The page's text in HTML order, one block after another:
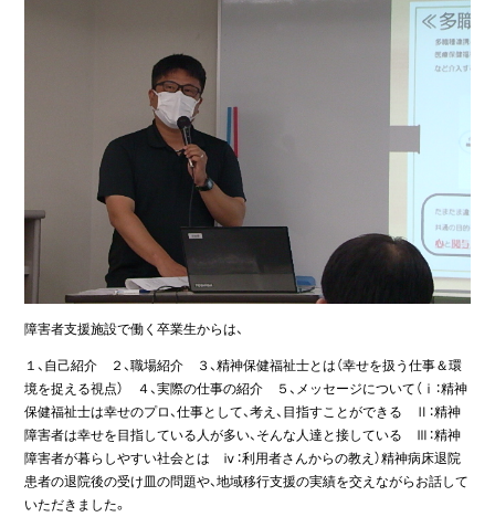
障害者支援施設で働く卒業生からは、
１、自己紹介 ２、職場紹介 ３、精神保健福祉士とは（幸せを扱う仕事＆環
境を捉える視点） ４、実際の仕事の紹介 ５、メッセージについて（ⅰ：精神
保健福祉士は幸せのプロ、仕事として、考え、目指すことができる Ⅱ：精神
障害者は幸せを目指している人が多い、そんな人達と接している Ⅲ：精神
障害者が暮らしやすい社会とは ⅳ：利用者さんからの教え）精神病床退院
患者の退院後の受け皿の問題や、地域移行支援の実績を交えながらお話して
いただきました。